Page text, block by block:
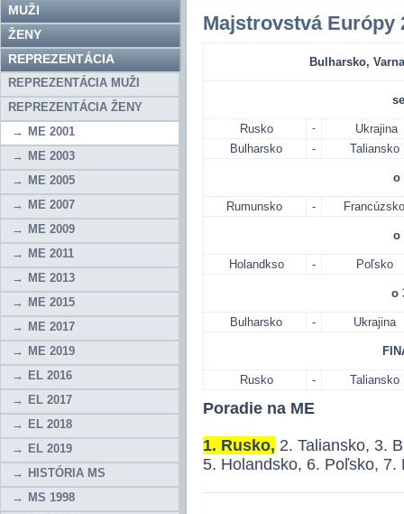
MUŽI
ŽENY
REPREZENTÁCIA
REPREZENTÁCIA MUŽI
REPREZENTÁCIA ŽENY
ME 2001
ME 2003
ME 2005
ME 2007
ME 2009
ME 2011
ME 2013
ME 2015
ME 2017
ME 2019
EL 2016
EL 2017
EL 2018
EL 2019
HISTÓRIA MS
MS 1998
Majstrovstvá Európy
Bulharsko,
Rusko -
Ukrajina
Bulharsko
- Taliansko
o
Rumunsko -
o
Holandkso - Poľsko
o
Bulharsko - Ukrajina
Rusko - Taliansko
Poradie na ME
1. Rusko, 2. Taliansko, 3.
5. Holandsko, 6. Poľsko,